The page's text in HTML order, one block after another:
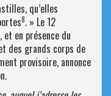
qu’elles
8. » Le 12
en présence du
des grands corps de
provisoire, annonce